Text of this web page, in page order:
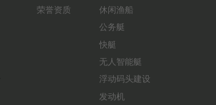
荣誉资质
休闲渔船
公务艇
快艇
无人智能艇
浮动码头建设
发动机